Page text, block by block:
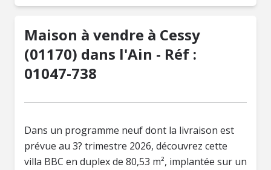
Maison à vendre à Cessy
(01170) dans l'Ain - Réf :
01047-738
Dans un programme neuf dont la livraison est
prévue au 3? trimestre 2026, découvrez cette
villa BBC en duplex de 80,53 m², implantée sur un